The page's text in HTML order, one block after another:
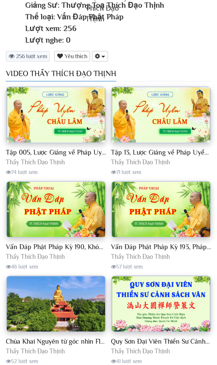
Giảng Sư: Thượng Toạ Thích Đạo Thịnh
Thể loại: Vấn Đáp Phật Pháp
Lượt xem: 256
Lượt nghe: 0
256 lượt xem Yêu thích
VIDEO THẦY THÍCH ĐẠO THỊNH
Tập 005, Lược Giảng về Pháp Uyển Châu Lâm, Chủ giảng TT Thích Đạo Thịnh
Thầy Thích Đạo Thịnh
74 lượt xem
Tập 13, Lược Giảng về Pháp Uyển Châu Lâm, Chủ giảng TT Thích Đạo Thịnh
Thầy Thích Đạo Thịnh
71 lượt xem
Vấn Đáp Phật Pháp Kỳ 190, Khóa Tu Sinh Viên Con Kể Bụt Nghe Tháng 05, 2023 TT. Thích Đạo Thịnh - CKN
Thầy Thích Đạo Thịnh
46 lượt xem
Vấn Đáp Phật Pháp Kỳ 193, Pháp Hội TPTTHN Tháng 04/2023 TT. Thích Đạo Thịnh - CKN
Thầy Thích Đạo Thịnh
57 lượt xem
Chùa Khai Nguyên từ góc nhìn Flycam
Thầy Thích Đạo Thịnh
52 lượt xem
Quy Sơn Đại Viên Thiền Sư Cảnh Sách Văn - HT Thích Thanh Từ Việt dịch
Thầy Thích Đạo Thịnh
41 lượt xem